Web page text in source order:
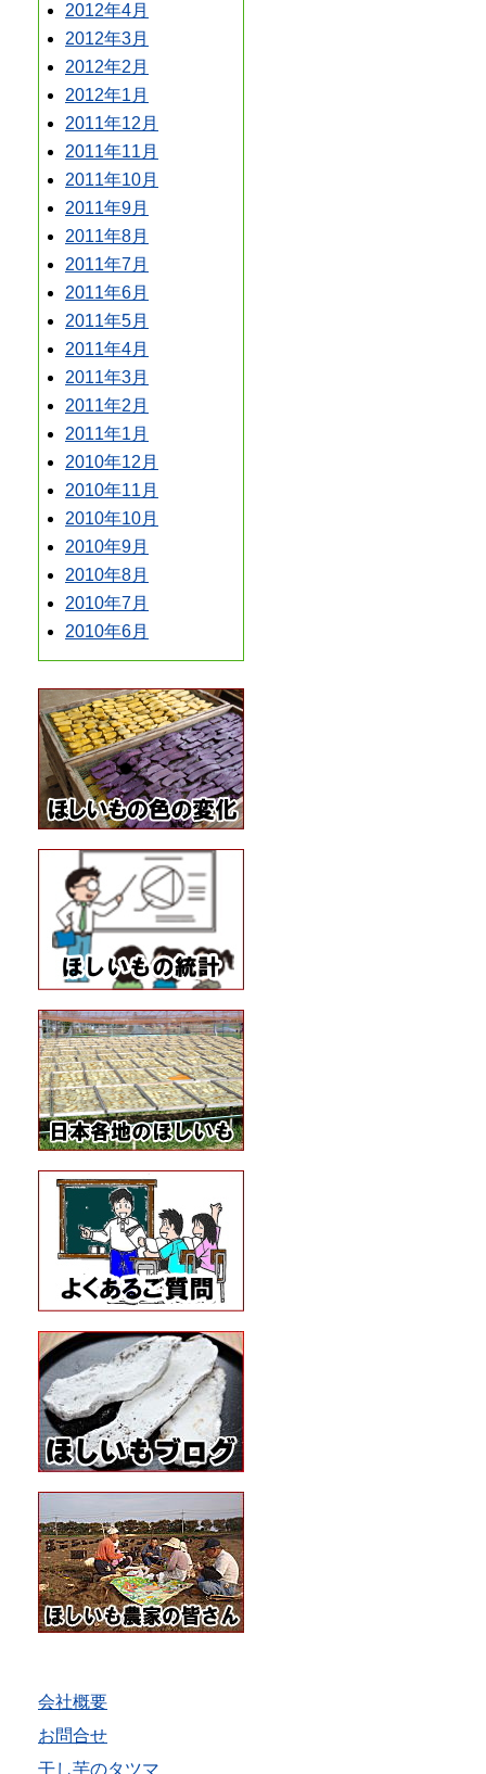
2012年4月
2012年3月
2012年2月
2012年1月
2011年12月
2011年11月
2011年10月
2011年9月
2011年8月
2011年7月
2011年6月
2011年5月
2011年4月
2011年3月
2011年2月
2011年1月
2010年12月
2010年11月
2010年10月
2010年9月
2010年8月
2010年7月
2010年6月
会社概要
お問合せ
干し芋のタツマ